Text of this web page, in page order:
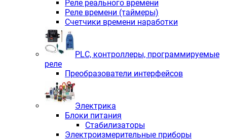
Реле реального времени
Реле времени (таймеры)
Счетчики времени наработки
PLС, контроллеры, программируемые
реле
Преобразователи интерфейсов
Электрика
Блоки питания
Стабилизаторы
Электроизмерительные приборы